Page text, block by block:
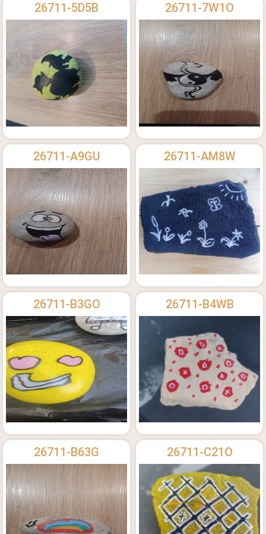
26711-5D5B 26711-7W1O
26711-A9GU 26711-AM8W
26711-B3GO 26711-B4WB
26711-B63G 26711-C21O